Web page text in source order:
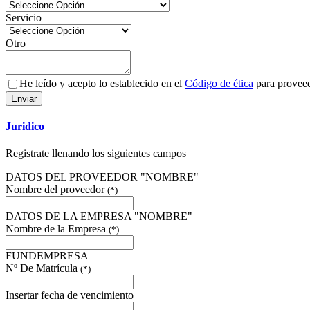
Servicio
Otro
He leído y acepto lo establecido en el Código de ética para
Enviar
Juridico
Registrate llenando los siguientes campos
DATOS DEL PROVEEDOR "NOMBRE"
Nombre del proveedor (*)
DATOS DE LA EMPRESA "NOMBRE"
Nombre de la Empresa (*)
FUNDEMPRESA
Nº De Matrícula (*)
Insertar fecha de vencimiento